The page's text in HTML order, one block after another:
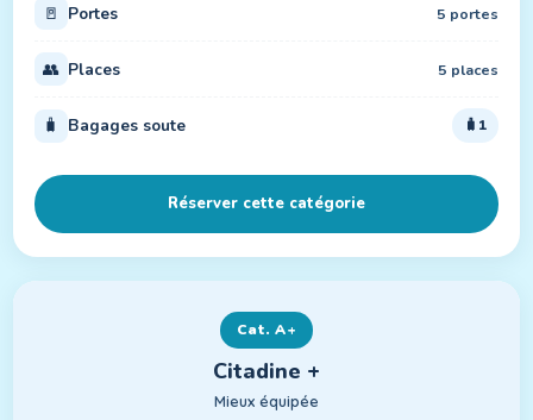
🚪 Portes 5 portes
👥 Places 5 places
🧳 Bagages soute 1
Réserver cette catégorie
Cat. A+
Citadine +
Mieux équipée